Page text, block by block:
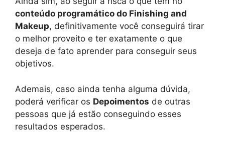
conteúdo programático do Finishing and
Makeup, definitivamente você conseguirá tirar
o melhor proveito e ter exatamente o que
deseja de fato aprender para conseguir seus
objetivos.
Ademais, caso ainda tenha alguma dúvida,
poderá verificar os Depoimentos de outras
pessoas que já estão conseguindo esses
resultados esperados.